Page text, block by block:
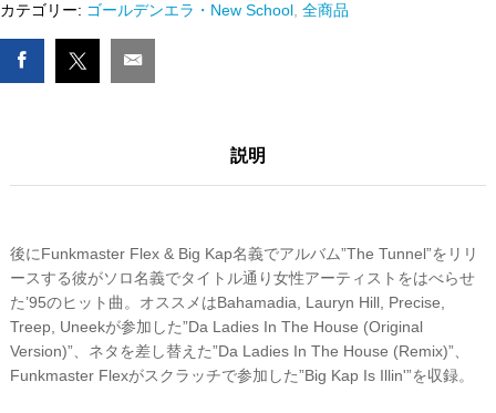
LADIES
IN
DA
HOUSE
カテゴリー: ゴールデンエラ・New School 全商品
説明
後にFunkmaster Flex & Big Kap名義でアルバム”The Tunnel”をリリ
ースする彼がソロ名義でタイトル通り女性アーティストをはべらせ
た’95のヒット曲。オススメはBahamadia, Lauryn Hill, Precise,
Treep, Uneekが参加した”Da Ladies In The House (Original
Version)”、ネタを差し替えた”Da Ladies In The House (Remix)”、
Funkmaster Flexがスクラッチで参加した”Big Kap Is Illin'”を収録。